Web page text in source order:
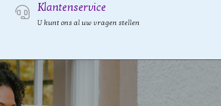
Klantenservice
U kunt ons al uw vragen stellen